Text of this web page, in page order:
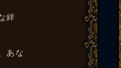
絆
あな